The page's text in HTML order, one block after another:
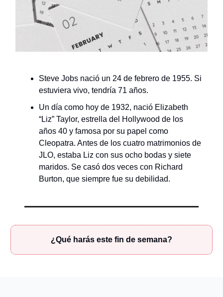
Steve Jobs nació un 24 de febrero de 1955. Si
estuviera vivo, tendría 71 años.
Un día como hoy de 1932, nació Elizabeth
“Liz” Taylor, estrella del Hollywood de los
años 40 y famosa por su papel como
Cleopatra. Antes de los cuatro matrimonios de
JLO, estaba Liz con sus ocho bodas y siete
maridos. Se casó dos veces con Richard
Burton, que siempre fue su debilidad.
¿Qué harás este fin de semana?